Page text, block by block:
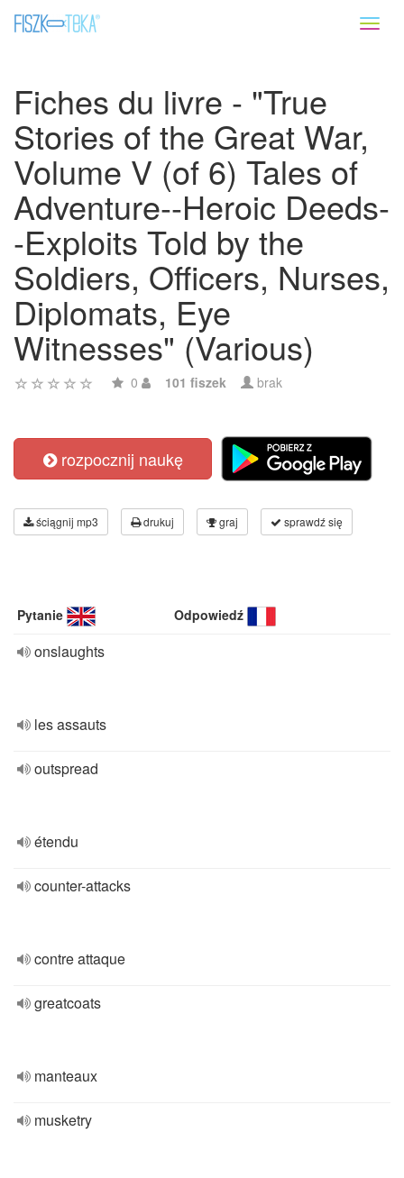
Fiches du livre - "True
Stories of the Great War,
Volume V (of 6) Tales of
Adventure--Heroic Deeds-
-Exploits Told by the
Soldiers, Officers, Nurses,
Diplomats, Eye
Witnesses" (Various)
0 101 fiszek brak
rozpocznij naukę
ściągnij mp3 drukuj graj sprawdź się
Pytanie Odpowiedź
onslaughts
les assauts
outspread
étendu
counter-attacks
contre attaque
greatcoats
manteaux
musketry